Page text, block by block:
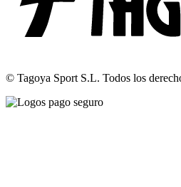
© Tagoya Sport S.L. Todos los